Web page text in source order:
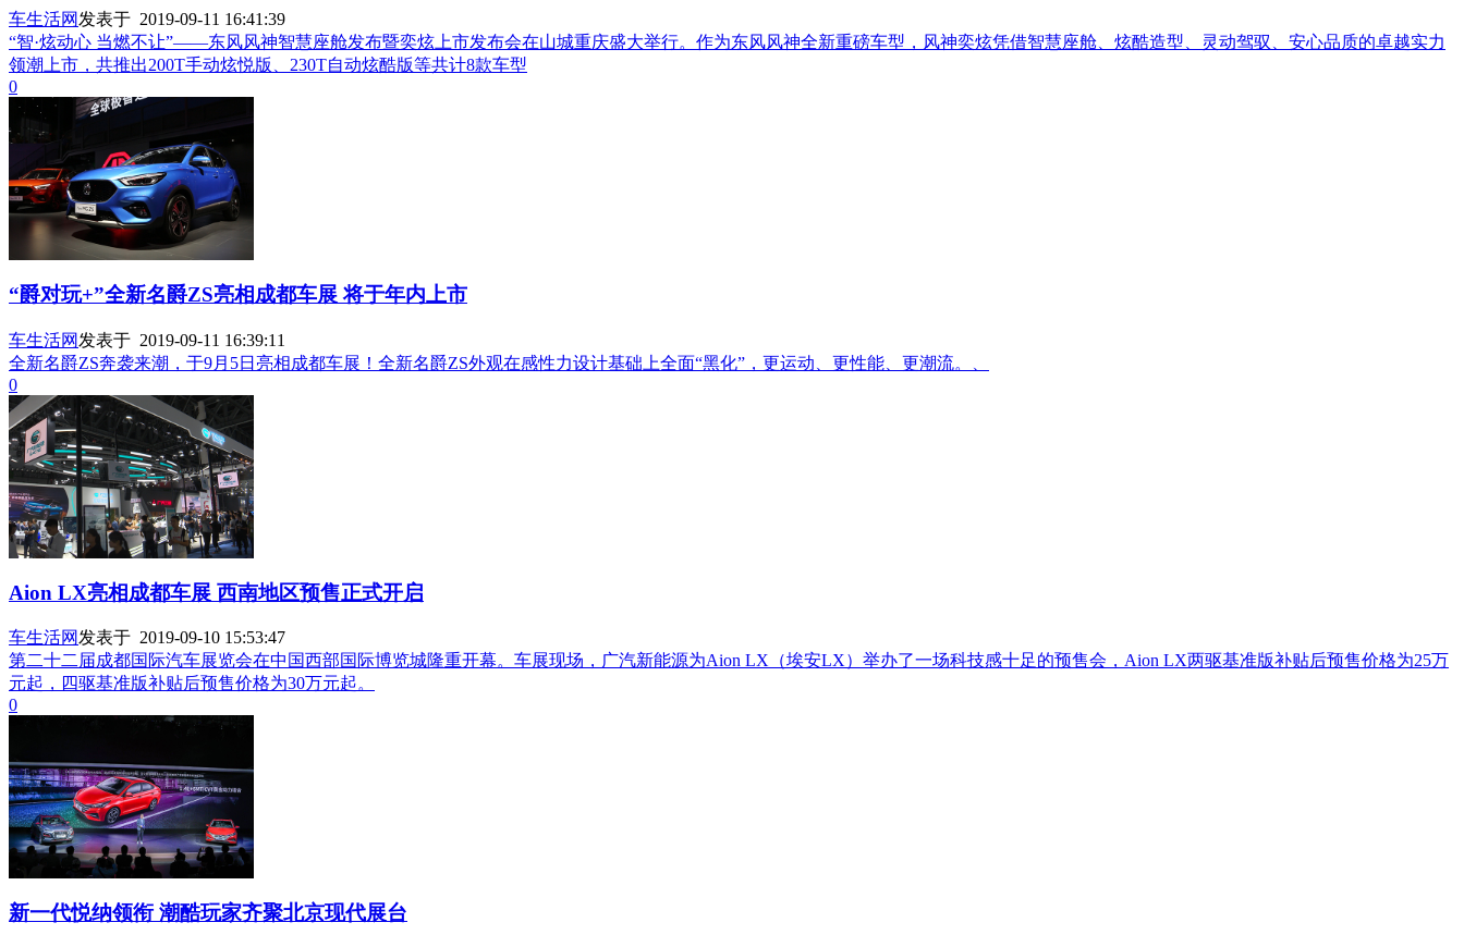
车生活网 发表于 2019-09-11 16:41:39
“智·炫动心 当燃不让”——东风风神智慧座舱发布暨奕炫上市发布会在山城重庆盛大举行。作为东风风神全新重磅车型，风神奕炫凭借智慧座舱、炫酷造型、灵动驾驭、安心品质的卓越实力
领潮上市，共推出200T手动炫悦版、230T自动炫酷版等共计8款车型
0
“爵对玩+”全新名爵ZS亮相成都车展 将于年内上市
车生活网 发表于 2019-09-11 16:39:11
全新名爵ZS奔袭来潮，于9月5日亮相成都车展！全新名爵ZS外观在感性力设计基础上全面“黑化”，更运动、更性能、更潮流。、
0
Aion LX亮相成都车展 西南地区预售正式开启
车生活网 发表于 2019-09-10 15:53:47
第二十二届成都国际汽车展览会在中国西部国际博览城隆重开幕。车展现场，广汽新能源为Aion LX（埃安LX）举办了一场科技感十足的预售会，Aion LX两驱基准版补贴后预售价格为25万
元起，四驱基准版补贴后预售价格为30万元起。
0
新一代悦纳领衔 潮酷玩家齐聚北京现代展台